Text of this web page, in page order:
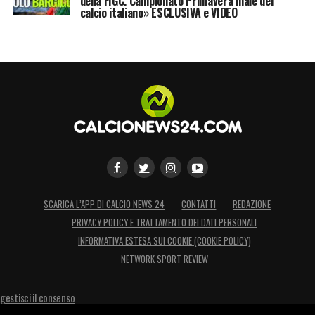
resta vigile e pronta a muoversi.
calcio italiano» ESCLUSIVA e VIDEO
SCARICA L’APP DI CALCIO NEWS 24 CONTATTI
REDAZIONE
PRIVACY POLICY E TRATTAMENTO DEI DATI PERSONALI
INFORMATIVA ESTESA SUI COOKIE (COOKIE POLICY)
NETWORK SPORT REVIEW
gestisci il consenso